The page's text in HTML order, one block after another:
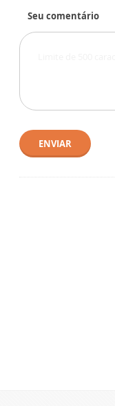
Seu comentário
ENVIAR